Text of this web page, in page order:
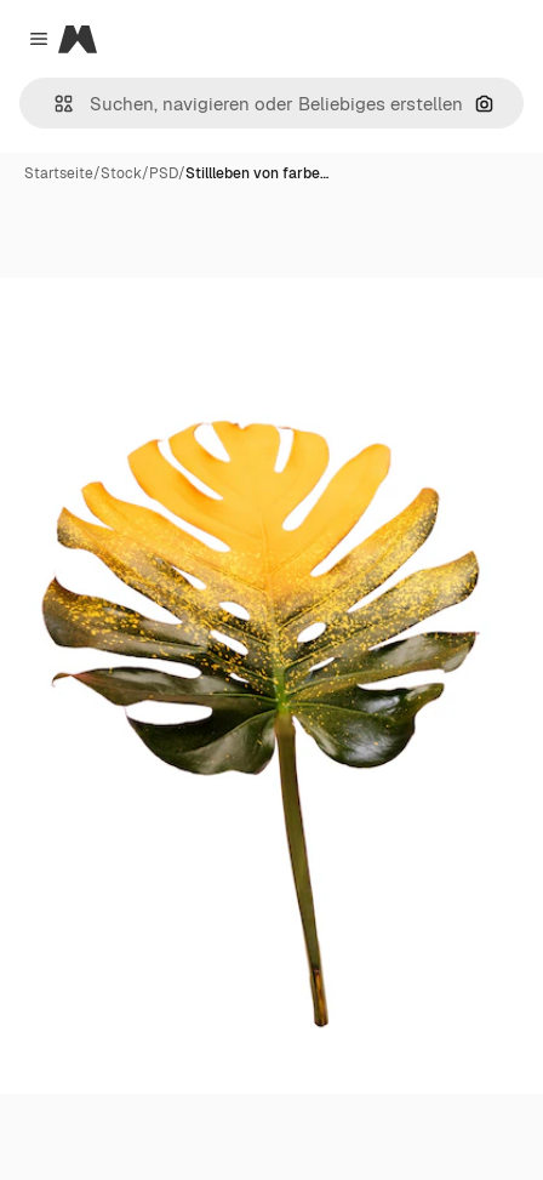
Close menu
Magnific
Nach
Startseite/Stock/PSD/Stillleben von farbe…